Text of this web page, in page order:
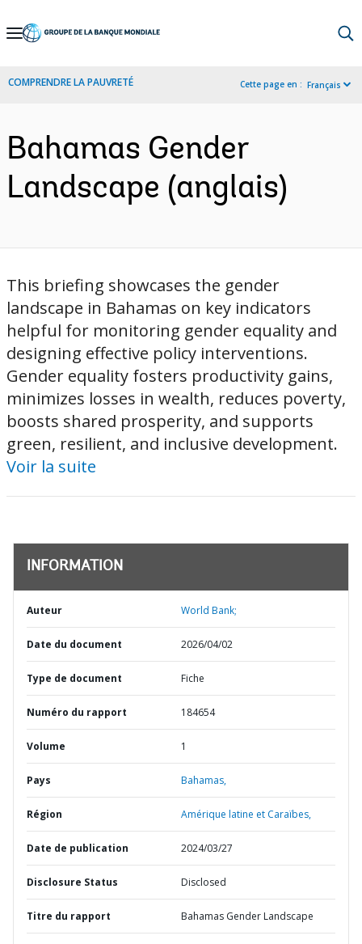
Skip
Navigation
COMPRENDRE LA PAUVRETÉ Cette page en : Français
Bahamas Gender
Landscape (anglais)
This briefing showcases the gender
landscape in Bahamas on key indicators
helpful for monitoring gender equality and
designing effective policy interventions.
Gender equality fosters productivity gains,
minimizes losses in wealth, reduces poverty,
boosts shared prosperity, and supports
green, resilient, and inclusive development.
Voir la suite
INFORMATION
Auteur World Bank;
Date du document 2026/04/02
Type de document Fiche
Numéro du rapport 184654
Volume 1
Pays Bahamas,
Région Amérique latine et Caraïbes,
Date de publication 2024/03/27
Disclosure Status Disclosed
Titre du rapport Bahamas Gender Landscape